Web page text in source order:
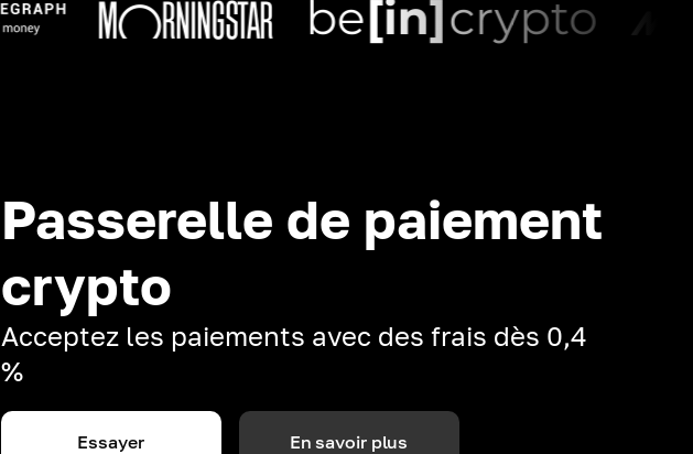
Passerelle de paiement
crypto
Acceptez les paiements avec des frais dès 0,4
%
Essayer En savoir plus